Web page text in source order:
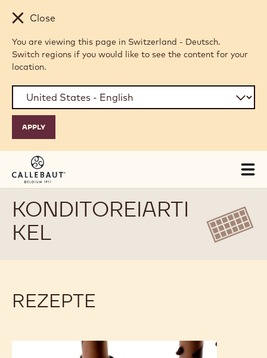
Skip to main content
Close
You are viewing this page in Switzerland - Deutsch.
Switch regions if you would like to see the content for your
location.
KONDITOREIARTI
KEL
REZEPTE